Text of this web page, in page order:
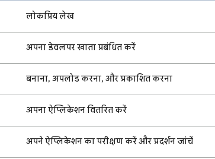
लोकप्रिय लेख
अपना डेवलपर खाता प्रबंधित करें
बनाना, अपलोड करना, और प्रकाशित करना
अपना ऐप्लिकेशन वितरित करें
अपने ऐप्लिकेशन का परीक्षण करें और प्रदर्शन जांचें